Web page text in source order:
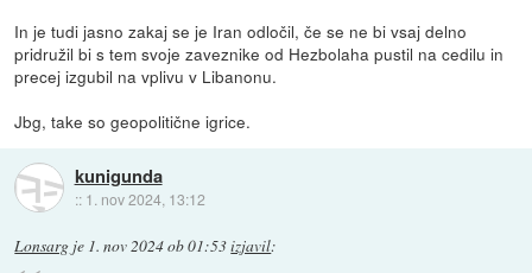
In je tudi jasno zakaj se je Iran odločil, če se ne bi vsaj delno
pridružil bi s tem svoje zaveznike od Hezbolaha pustil na cedilu in
precej izgubil na vplivu v Libanonu.
Jbg, take so geopolitične igrice.
kunigunda
:: 1. nov 2024, 13:12
Lonsarg je 1. nov 2024 ob 01:53izjavil: